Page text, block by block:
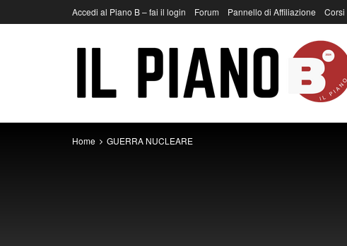
Accedi al Piano B – fai il login Forum Pannello di Affiliazione Corsi
Home GUERRA NUCLEARE